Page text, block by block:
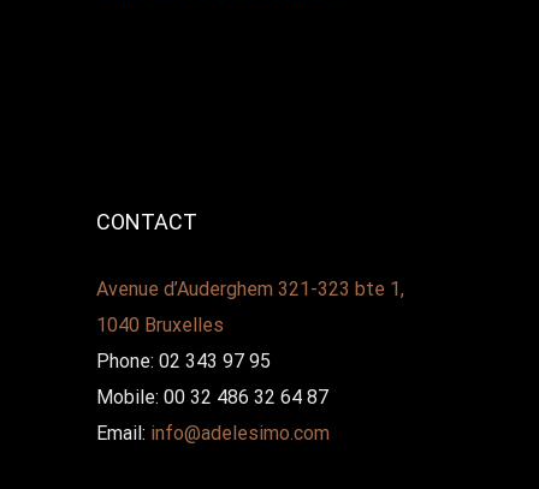
CONTACT
Avenue d’Auderghem 321-323 bte 1,
1040 Bruxelles
Phone: 02 343 97 95
Mobile: 00 32 486 32 64 87
Email: info@adelesimo.com